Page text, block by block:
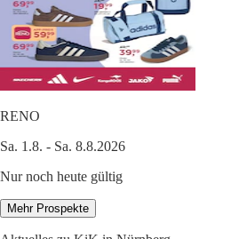
RENO
Sa. 1.8. - Sa. 8.8.2026
Nur noch heute gültig
Mehr Prospekte